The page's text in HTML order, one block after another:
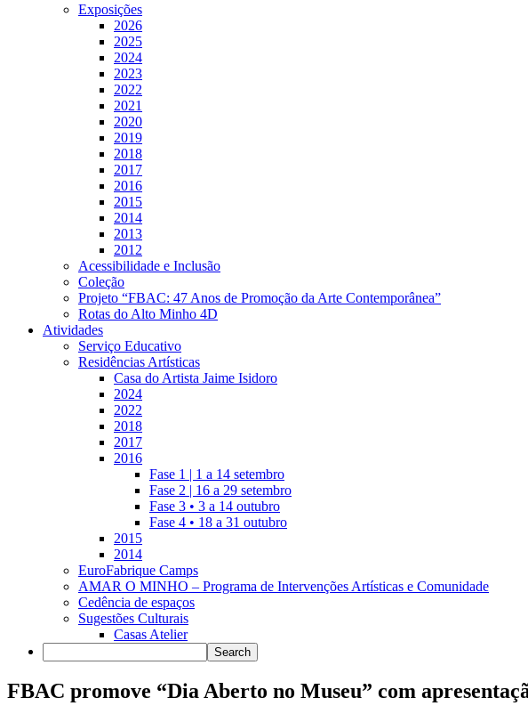
Exposições
2026
2025
2024
2023
2022
2021
2020
2019
2018
2017
2016
2015
2014
2013
2012
Acessibilidade e Inclusão
Coleção
Projeto “FBAC: 47 Anos de Promoção da Arte Contemporânea”
Rotas do Alto Minho 4D
Atividades
Serviço Educativo
Residências Artísticas
Casa do Artista Jaime Isidoro
2024
2022
2018
2017
2016
Fase 1 | 1 a 14 setembro
Fase 2 | 16 a 29 setembro
Fase 3 • 3 a 14 outubro
Fase 4 • 18 a 31 outubro
2015
2014
EuroFabrique Camps
AMAR O MINHO – Programa de Intervenções Artísticas e Comunidade
Cedência de espaços
Sugestões Culturais
Casas Atelier
FBAC promove “Dia Aberto no Museu” com